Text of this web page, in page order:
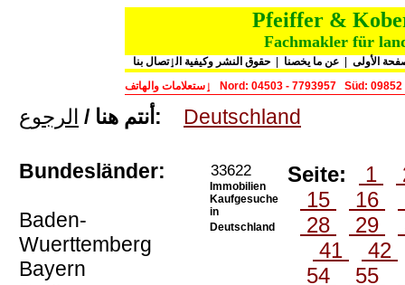
Pfeiffer &
Fachmakler für
الأولى عن ما يخصنا
حقوق النشر وكيفية الٳتصال بنا
Nord: 04503 - 7793957 Süd: 09852
أنتم هنا / الرجوع : Deutschland
Bundesländer:
Baden-
Wuerttemberg
Bayern
33622
Immobilien
Kaufgesuche
in
Deutschland
Seite: 1
15
16
28
29
41
42
54
55